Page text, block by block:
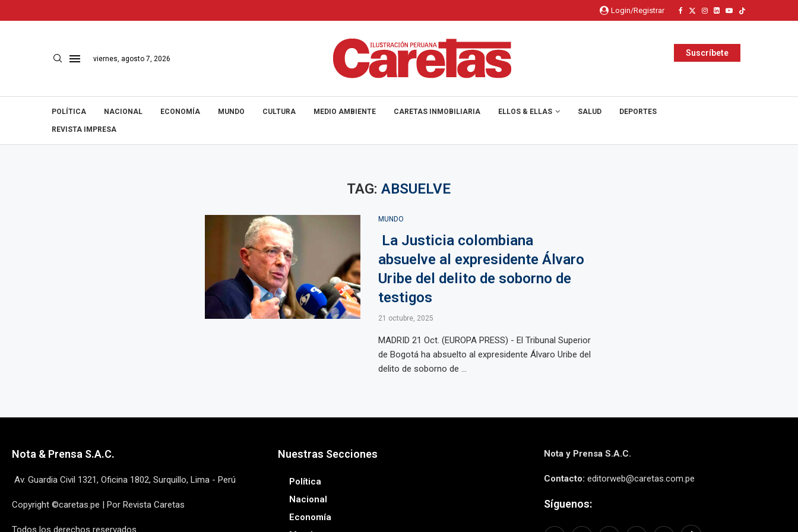
Login/Registrar
viernes, agosto 7, 2026
Suscríbete
POLÍTICA NACIONAL ECONOMÍA MUNDO CULTURA MEDIO AMBIENTE CARETAS INMOBILIARIA ELLOS & ELLAS SALUD DEPORTES
REVISTA IMPRESA
TAG:ABSUELVE
MUNDO
La Justicia colombiana
absuelve al expresidente Álvaro
Uribe del delito de soborno de
testigos
21 octubre, 2025
MADRID 21 Oct. (EUROPA PRESS) - El Tribunal Superior
de Bogotá ha absuelto al expresidente Álvaro Uribe del
delito de soborno de ...
Nota & Prensa S.A.C.
Av. Guardia Civil 1321, Oficina 1802, Surquillo, Lima - Perú
Copyright ©caretas.pe | Por Revista Caretas
Todos los derechos reservados
Nuestras Secciones
Política
Nacional
Economía
Nota y Prensa S.A.C.
Contacto: editorweb@caretas.com.pe
Síguenos: